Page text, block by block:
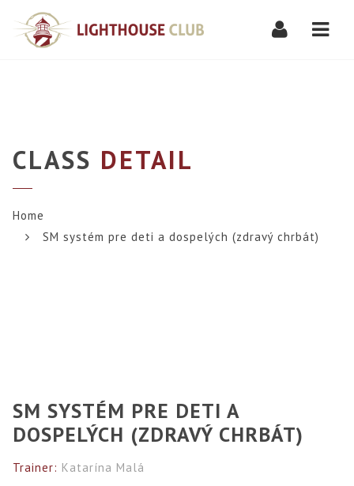
CLASS DETAIL
Home
SM systém pre deti a dospelých (zdravý chrbát)
SM SYSTÉM PRE DETI A
DOSPELÝCH (ZDRAVÝ CHRBÁT)
Trainer: Katarína Malá